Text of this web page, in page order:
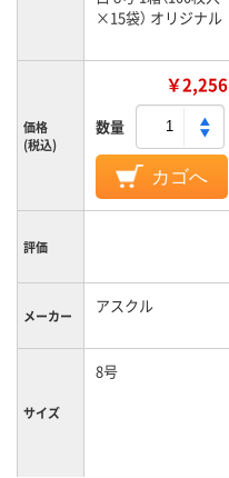
×15袋） オリジナル
価格
(税込)
￥2,256
数量
カゴへ
評価
メーカー アスクル
サイズ
8号